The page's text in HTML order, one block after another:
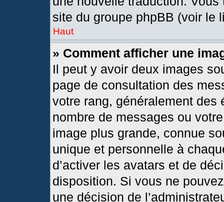
site du groupe phpBB (voir le
Haut
» Comment afficher une
Il peut y avoir deux images
page de consultation des
votre rang, généralement
nombre de messages ou
image plus grande, connue
unique et personnelle à
d’activer les avatars et de
disposition. Si vous ne
une décision de